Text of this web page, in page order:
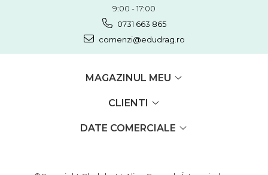
9:00 - 17:00
0731 663 865
comenzi@edudrag.ro
MAGAZINUL MEU
CLIENTI
DATE COMERCIALE